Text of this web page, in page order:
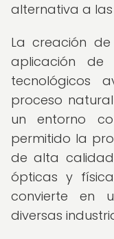
alternativa a
La creación
aplicación de
tecnológicos
proceso
un entorno
permitido la
de alta
ópticas y
convierte en
diversas